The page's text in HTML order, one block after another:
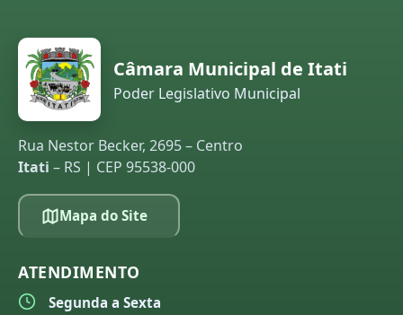
Câmara Municipal de Itati
Poder Legislativo Municipal
Rua Nestor Becker, 2695 – Centro
Itati – RS | CEP 95538-000
Mapa do Site
ATENDIMENTO
Segunda a Sexta